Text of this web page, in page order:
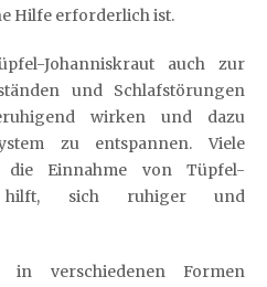
Hilfe erforderlich ist.
Johanniskraut auch zur
und Schlafstörungen
wirken und dazu
zu entspannen. Viele
die Einnahme von Tüpfel-
hilft, sich ruhiger und
in verschiedenen Formen